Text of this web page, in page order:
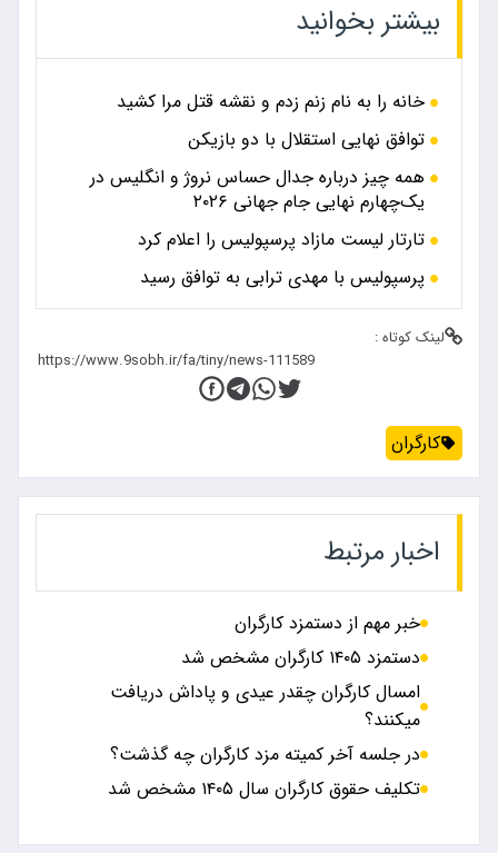
بیشتر بخوانید
خانه را به نام زنم زدم و نقشه قتل مرا کشید
توافق نهایی استقلال با دو بازیکن
همه چیز درباره جدال حساس نروژ و انگلیس در
یک‌چهارم نهایی جام جهانی ۲۰۲۶
تارتار لیست مازاد پرسپولیس را اعلام کرد
پرسپولیس با مهدی ترابی به توافق رسید
لینک کوتاه :
کارگران
اخبار مرتبط
خبر مهم از دستمزد کارگران
دستمزد ۱۴۰۵ کارگران مشخص شد
امسال کارگران چقدر عیدی و پاداش دریافت
میکنند؟
در جلسه آخر کمیته مزد کارگران چه گذشت؟
تکلیف حقوق کارگران سال ۱۴۰۵ مشخص شد